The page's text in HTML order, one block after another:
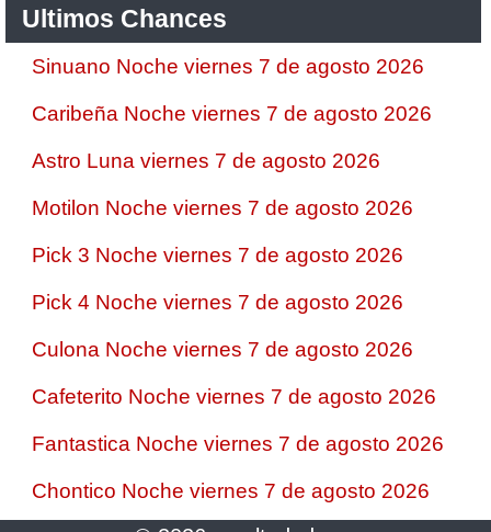
Ultimos Chances
Sinuano Noche viernes 7 de agosto 2026
Caribeña Noche viernes 7 de agosto 2026
Astro Luna viernes 7 de agosto 2026
Motilon Noche viernes 7 de agosto 2026
Pick 3 Noche viernes 7 de agosto 2026
Pick 4 Noche viernes 7 de agosto 2026
Culona Noche viernes 7 de agosto 2026
Cafeterito Noche viernes 7 de agosto 2026
Fantastica Noche viernes 7 de agosto 2026
Chontico Noche viernes 7 de agosto 2026